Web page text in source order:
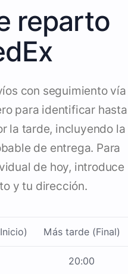
reparto
con seguimiento vía
para identificar hasta
la tarde, incluyendo la
de entrega. Para
de hoy, introduce
y tu dirección.
Más tarde (Final)
20:00